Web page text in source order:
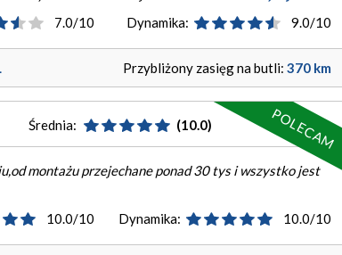
7.0/10 Dynamika: 9.0/10
Przybliżony zasięg na butli: 370 km
Średnia: (10.0)
montażu przejechane ponad 30 tys i wszystko jest
10.0/10 Dynamika: 10.0/10
POLECAM